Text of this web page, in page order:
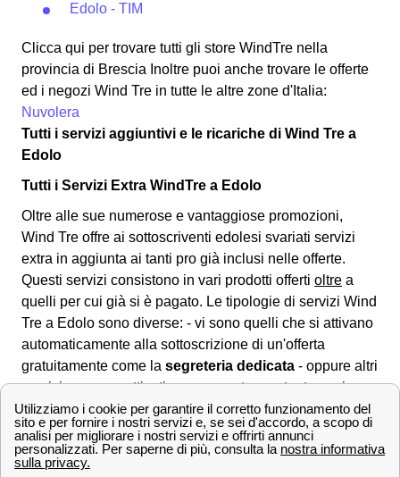
Edolo - TIM
Clicca qui per trovare tutti gli store WindTre nella
provincia di Brescia Inoltre puoi anche trovare le offerte
ed i negozi Wind Tre in tutte le altre zone d'Italia:
Nuvolera
Tutti i servizi aggiuntivi e le ricariche di Wind Tre a
Edolo
Tutti i Servizi Extra WindTre a Edolo
Oltre alle sue numerose e vantaggiose promozioni,
Wind Tre offre ai sottoscriventi edolesi svariati servizi
extra in aggiunta ai tanti pro già inclusi nelle offerte.
Questi servizi consistono in vari prodotti offerti oltre a
quelli per cui già si è pagato. Le tipologie di servizi Wind
Tre a Edolo sono diverse: - vi sono quelli che si attivano
automaticamente alla sottoscrizione di un'offerta
gratuitamente come la segreteria dedicata - oppure altri
servizi vengono attivati a pagamento una tantum o in
abbonamento come ad esempio per vedere lo sport a
Edolo con Wind. L'attivazione e disattivazione dei
servizi Wind Tre sottoscritti viene normalmente gestita
attraverso il servizio clienti chiamando il